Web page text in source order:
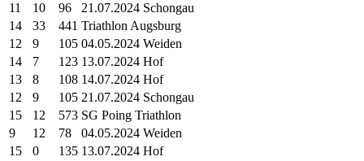
11
10 96
21.07.2024 Schongau
14
33 441 Triathlon Augsburg
12
9 105 04.05.2024 Weiden
14
7 123 13.07.2024 Hof
13
8 108 14.07.2024 Hof
12
9 105 21.07.2024 Schongau
15
12 573 SG Poing Triathlon
9
12 78
04.05.2024 Weiden
15
0 135 13.07.2024 Hof